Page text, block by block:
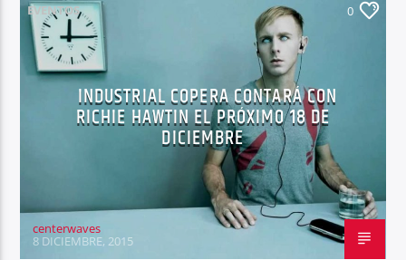
EVENTOS 0
INDUSTRIAL COPERA CONTARÁ CON
RICHIE HAWTIN EL PRÓXIMO 18 DE
DICIEMBRE
centerwaves
8 DICIEMBRE, 2015